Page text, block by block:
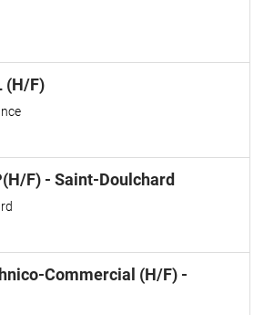
(H/F)(Nouvelle
F) - Saint-Doulchard(Nouvelle
Commercial (H/F) -